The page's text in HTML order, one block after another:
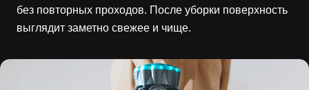
без повторных проходов. После уборки поверхность
выглядит заметно свежее и чище.